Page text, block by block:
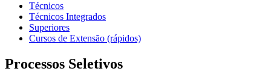
Técnicos
Técnicos Integrados
Superiores
Cursos de Extensão (rápidos)
Processos Seletivos